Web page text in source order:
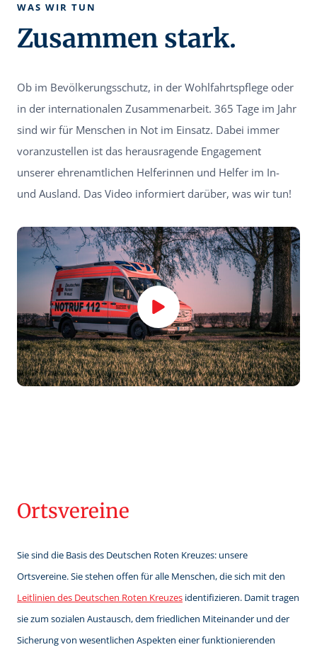
WAS WIR TUN
Zusammen stark.
Ob im Bevölkerungsschutz, in der Wohlfahrtspflege oder
in der internationalen Zusammenarbeit. 365 Tage im Jahr
sind wir für Menschen in Not im Einsatz. Dabei immer
voranzustellen ist das herausragende Engagement
unserer ehrenamtlichen Helferinnen und Helfer im In-
und Ausland. Das Video informiert darüber, was wir tun!
Ortsvereine
Sie sind die Basis des Deutschen Roten Kreuzes: unsere
Ortsvereine. Sie stehen offen für alle Menschen, die sich mit den
Leitlinien des Deutschen Roten Kreuzes identifizieren. Damit tragen
sie zum sozialen Austausch, dem friedlichen Miteinander und der
Sicherung von wesentlichen Aspekten einer funktionierenden